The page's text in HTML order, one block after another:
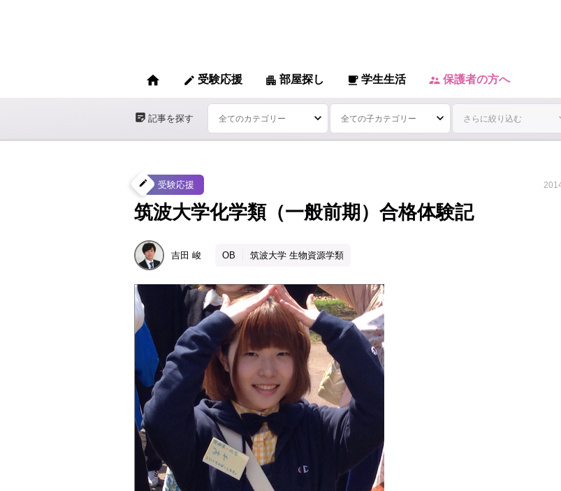
home edit 受験応援 apartment 部屋探し local_cafe 学生生活 supervisor_account 保護者の方へ
sticky_note_2 記事を探す
create 受験応援
筑波大学化学類（一般前期）合格体験記
吉田 峻 OB 筑波大学 生物資源学類